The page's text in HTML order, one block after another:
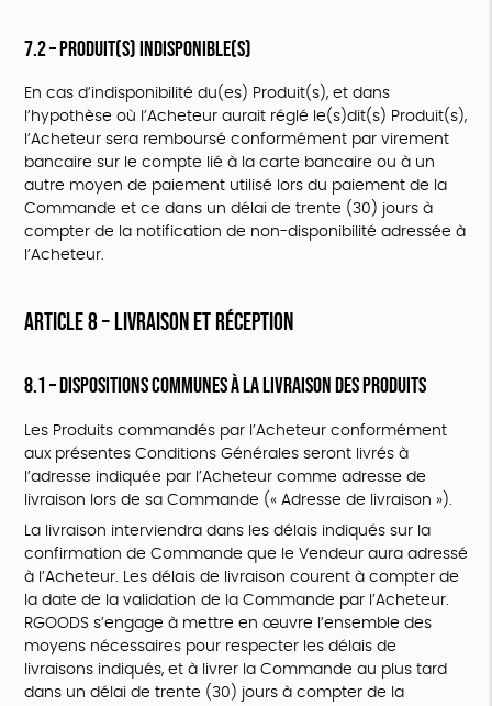
7.2 – Produit(s) indisponible(s)
En cas d’indisponibilité du(es) Produit(s), et dans
l’hypothèse où l’Acheteur aurait réglé le(s)dit(s) Produit(s),
l’Acheteur sera remboursé conformément par virement
bancaire sur le compte lié à la carte bancaire ou à un
autre moyen de paiement utilisé lors du paiement de la
Commande et ce dans un délai de trente (30) jours à
compter de la notification de non-disponibilité adressée à
l’Acheteur.
ARTICLE 8 – LIVRAISON ET RÉCEPTION
8.1 – Dispositions communes à la livraison des Produits
Les Produits commandés par l’Acheteur conformément
aux présentes Conditions Générales seront livrés à
l’adresse indiquée par l’Acheteur comme adresse de
livraison lors de sa Commande (« Adresse de livraison »).
La livraison interviendra dans les délais indiqués sur la
confirmation de Commande que le Vendeur aura adressé
à l’Acheteur. Les délais de livraison courent à compter de
la date de la validation de la Commande par l’Acheteur.
RGOODS s’engage à mettre en œuvre l’ensemble des
moyens nécessaires pour respecter les délais de
livraisons indiqués, et à livrer la Commande au plus tard
dans un délai de trente (30) jours à compter de la